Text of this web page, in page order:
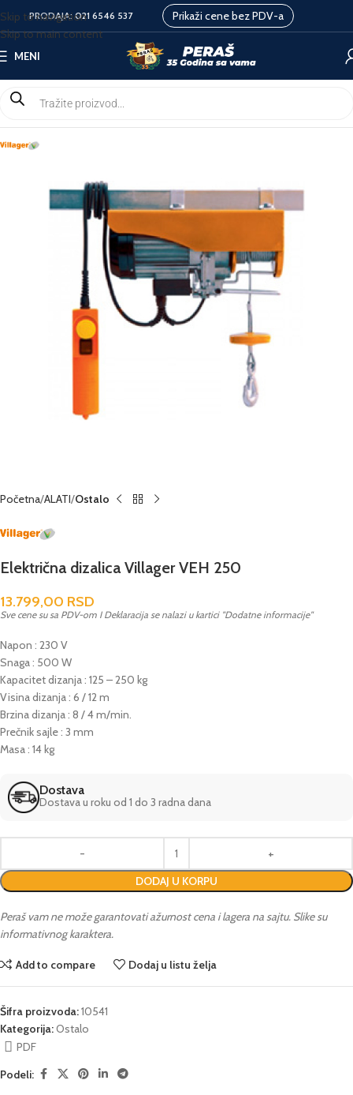
Skip to navigation
Skip to main content
PRODAJA:021 6546 537 Prikaži cene bez PDV-a
MENI
Početna ALATI Ostalo
Električna dizalica Villager VEH 250
13.799,00 RSD
Sve cene su sa PDV-om I Deklaracija se nalazi u kartici "Dodatne informacije"
Napon : 230 V
Snaga : 500 W
Kapacitet dizanja : 125 – 250 kg
Visina dizanja : 6 / 12 m
Brzina dizanja : 8 / 4 m/min.
Prečnik sajle : 3 mm
Masa : 14 kg
Dostava
Dostava u roku od 1 do 3 radna dana
DODAJ U KORPU
Peraš vam ne može garantovati ažurnost cena i lagera na sajtu. Slike su
informativnog karaktera.
Add to compare Dodaj u listu želja
Šifra proizvoda:10541
Kategorija:Ostalo
PDF
Podeli: